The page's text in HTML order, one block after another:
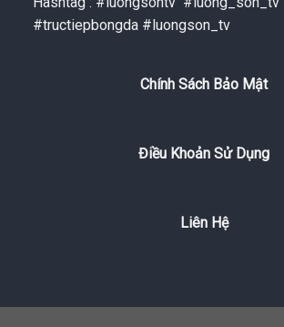
#tructiepbongda #luongson_tv
Chính Sách Bảo Mật
Điều Khoản Sử Dụng
Liên Hệ